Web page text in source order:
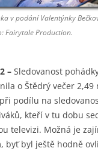
v podání Valentýnky
Fairytale Production.
– Sledovanost
o Štědrý večer
podílu na
kteří v tu dobu
televizi. Možná je
byť byl ještě hodně